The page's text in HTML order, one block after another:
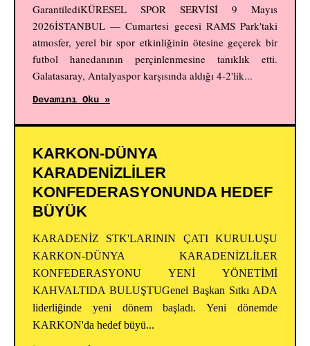
GarantilediKÜRESEL SPOR SERVİSİ 9 Mayıs
2026İSTANBUL — Cumartesi gecesi RAMS Park'taki
atmosfer, yerel bir spor etkinliğinin ötesine geçerek bir
futbol hanedanının perçinlenmesine tanıklık etti.
Galatasaray, Antalyaspor karşısında aldığı 4-2'lik...
Devamını Oku »
KARKON-DÜNYA
KARADENİZLİLER
KONFEDERASYONUNDA HEDEF
BÜYÜK
KARADENİZ STK'LARININ ÇATI KURULUŞU
KARKON-DÜNYA KARADENİZLİLER
KONFEDERASYONU YENİ YÖNETİMİ
KAHVALTIDA BULUŞTUGenel Başkan Sıtkı ADA
liderliğinde yeni dönem başladı. Yeni dönemde
KARKON'da hedef büyü...